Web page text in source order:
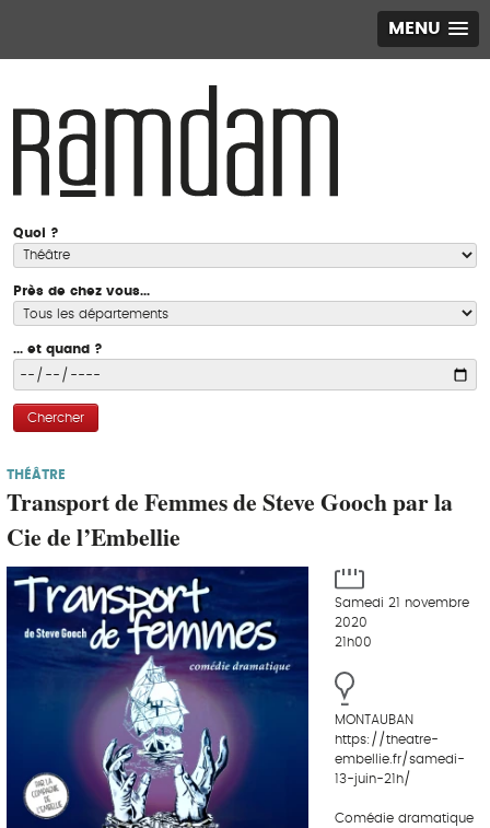
MENU
Quoi ?
Près de chez vous...
... et quand ?
Chercher
THÉÂTRE
Transport de Femmes de Steve Gooch par la
Cie de l’Embellie
Samedi 21 novembre
2020
21h00
MONTAUBAN
https://theatre-
embellie.fr/samedi-
13-juin-21h/
Comédie dramatique